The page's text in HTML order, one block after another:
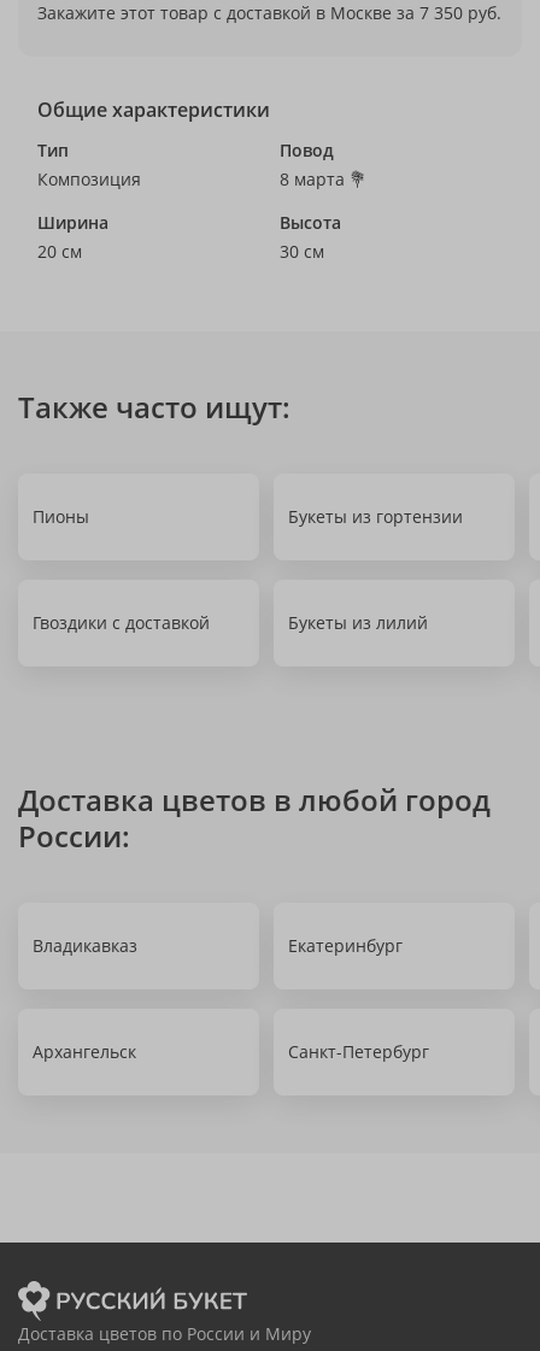
Закажите этот товар с доставкой в Москве за 7 350 руб.
Общие характеристики
Тип
Композиция
Повод
8 марта 💐
Ширина
20 см
Высота
30 см
Также часто ищут:
Пионы Букеты из гортензии
Гвоздики с доставкой Букеты из лилий
Доставка цветов в любой город
России:
Владикавказ Екатеринбург
Архангельск Санкт-Петербург
Доставка цветов по России и Миру